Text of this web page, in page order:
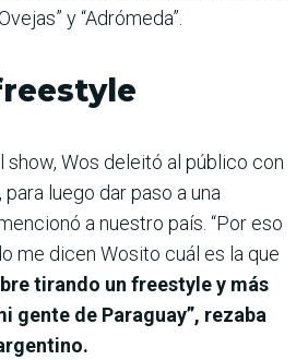
y “Adrómeda”.
Wos deleitó al público con
luego dar paso a una
a nuestro país. “Por eso
me dicen Wosito cuál es la que
tirando un freestyle y más
gente de Paraguay”, rezaba